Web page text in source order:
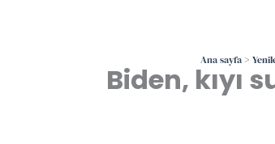
Ana sayfa
Biden, kıyı